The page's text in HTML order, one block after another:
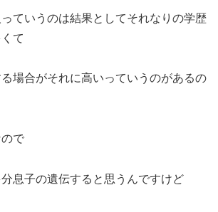
ていうのは結果としてそれなりの学歴
て
場合がそれに高いっていうのがあるの
で
息子の遺伝すると思うんですけど